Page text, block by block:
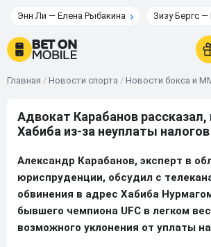
Энн Ли — Елена Рыбакина Зизу Бергс
Главная / Новости спорта / Новости бокса и
Адвокат Карабанов рассказал,
Хабиба из-за неуплаты налогов
Александр Карабанов, эксперт в
юриспруденции, обсудил с
обвинения в адрес Хабиба
бывшего чемпиона UFC в легком
возможного уклонения от уплаты